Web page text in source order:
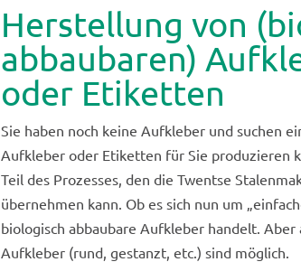
Herstellung von
abbaubaren)
oder Etiketten
Sie haben noch keine Aufkleber und suchen
Aufkleber oder Etiketten für Sie produzieren
Teil des Prozesses, den die Twentse
übernehmen kann. Ob es sich nun um
biologisch abbaubare Aufkleber handelt. Aber
Aufkleber (rund, gestanzt, etc.) sind möglich.